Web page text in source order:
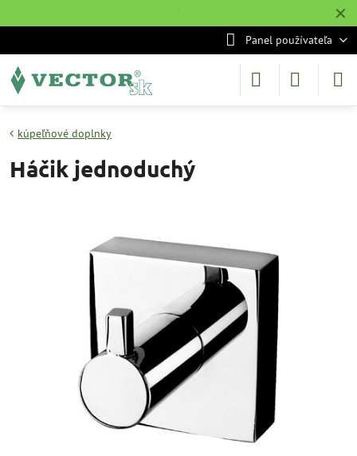
✕
˙
Panel používateľa
kúpeľňové doplnky
Háčik jednoduchý